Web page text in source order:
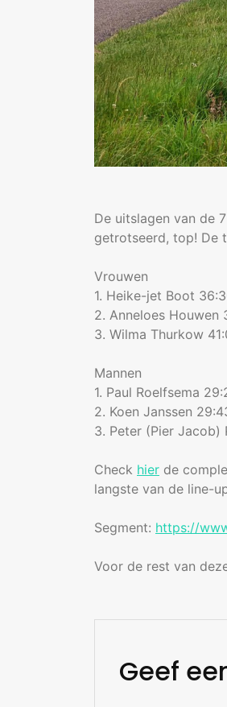
De uitslagen van de
getrotseerd, top! De
Vrouwen
1. Heike-jet Boot
2. Anneloes Houwen
3. Wilma Thurkow
Mannen
1. Paul Roelfsema
2. Koen Janssen
3. Peter (Pier Jacob)
Check hier de
langste van de line-
Segment: https://
Voor de rest van
Geef